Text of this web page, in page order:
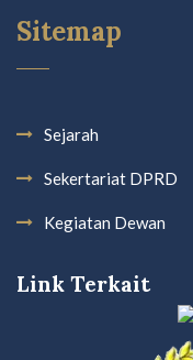
Sitemap
Sejarah
Sekertariat DPRD
Kegiatan Dewan
Link Terkait